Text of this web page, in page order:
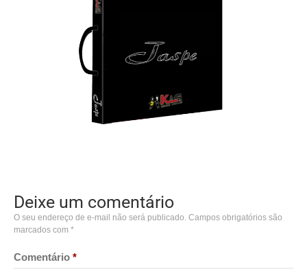
Deixe um comentário
O seu endereço de e-mail não será publicado. Campos obrigatórios são
marcados com *
Comentário *